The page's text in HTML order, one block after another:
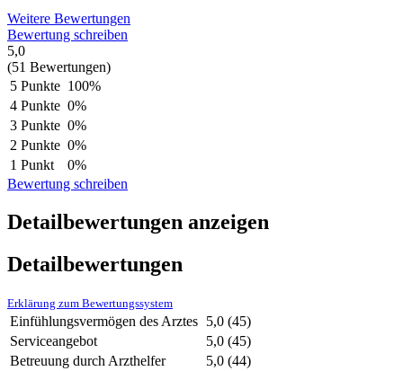
Weitere Bewertungen
Bewertung schreiben
5,0
(51 Bewertungen)
5 Punkte 100%
4 Punkte 0%
3 Punkte 0%
2 Punkte 0%
1 Punkt
0%
Bewertung schreiben
Detailbewertungen anzeigen
Detailbewertungen
Erklärung zum Bewertungssystem
Einfühlungsvermögen des Arztes 5,0 (45)
Serviceangebot
5,0 (45)
Betreuung durch Arzthelfer
5,0 (44)